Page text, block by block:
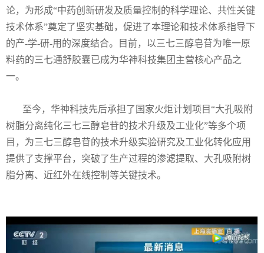
论，为形成“中药创新研发及质量控制的科学理论、共性关键
技术体系”奠定了坚实基础，促进了本理论和技术体系指导下
的产-学-研-用的深度结合。目前，以三七三醇皂苷为唯一原
料药的三七通舒胶囊已成为华神科技集团主营核心产品之
一。
至今，华神科技先后承担了国家火炬计划项目“大孔吸附
树脂分离纯化三七三醇皂苷的技术升级及工业化”等多个项
目，为三七三醇皂苷的技术升级实验研究及工业化转化应用
提供了支撑平台，突破了生产过程的渗滤提取、大孔吸附树
脂分离、近红外在线控制等关键技术。